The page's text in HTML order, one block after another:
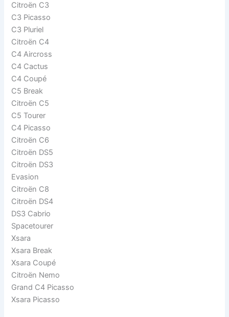
Citroën C3
C3 Picasso
C3 Pluriel
Citroën C4
C4 Aircross
C4 Cactus
C4 Coupé
C5 Break
Citroën C5
C5 Tourer
C4 Picasso
Citroën C6
Citroën DS5
Citroën DS3
Evasion
Citroën C8
Citroën DS4
DS3 Cabrio
Spacetourer
Xsara
Xsara Break
Xsara Coupé
Citroën Nemo
Grand C4 Picasso
Xsara Picasso